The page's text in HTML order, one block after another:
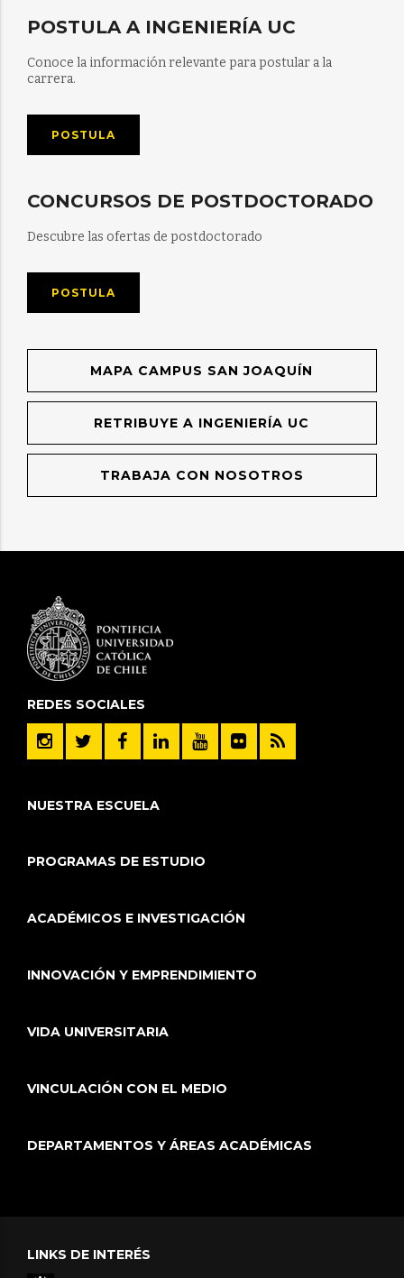
POSTULA A INGENIERÍA UC
Conoce la información relevante para postular a la
carrera.
POSTULA
CONCURSOS DE POSTDOCTORADO
Descubre las ofertas de postdoctorado
POSTULA
MAPA CAMPUS SAN JOAQUÍN
RETRIBUYE A INGENIERÍA UC
TRABAJA CON NOSOTROS
REDES SOCIALES
NUESTRA ESCUELA
PROGRAMAS DE ESTUDIO
ACADÉMICOS E INVESTIGACIÓN
INNOVACIÓN Y EMPRENDIMIENTO
VIDA UNIVERSITARIA
VINCULACIÓN CON EL MEDIO
DEPARTAMENTOS Y ÁREAS ACADÉMICAS
LINKS DE INTERÉS